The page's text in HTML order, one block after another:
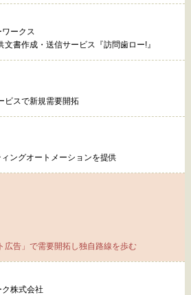
ークス
書作成・送信サービス『訪問歯ロー!』
ビスで新規需要開拓
ングオートメーションを提供
広告」で需要開拓し独自路線を歩む
株式会社